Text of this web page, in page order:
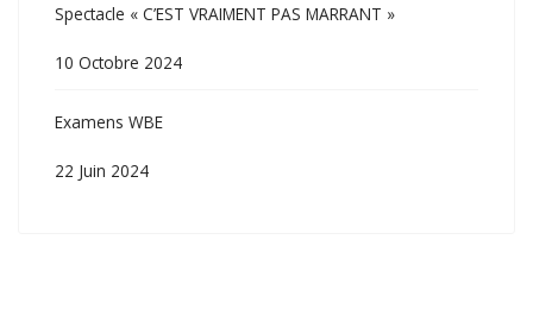
Spectacle « C’EST VRAIMENT PAS MARRANT »
10 Octobre 2024
Examens WBE
22 Juin 2024